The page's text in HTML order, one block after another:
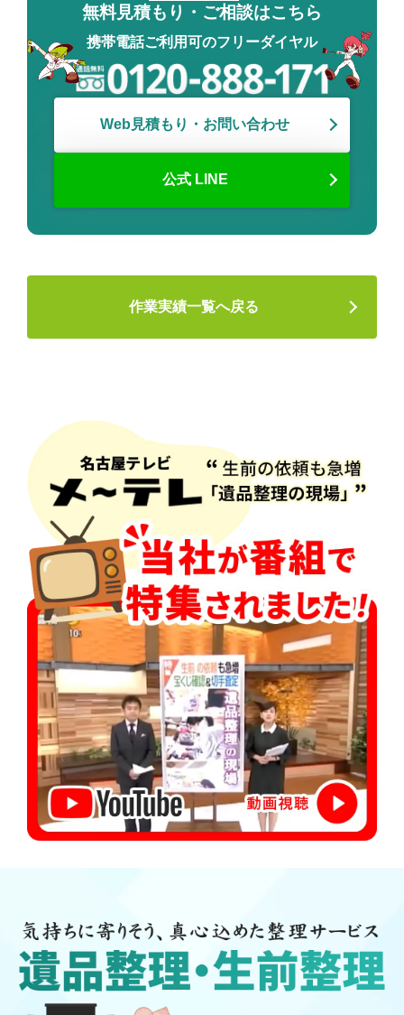
無料見積もり・ご相談はこちら
携帯電話ご利用可のフリーダイヤル
Web見積もり・お問い合わせ
公式 LINE
作業実績一覧へ戻る